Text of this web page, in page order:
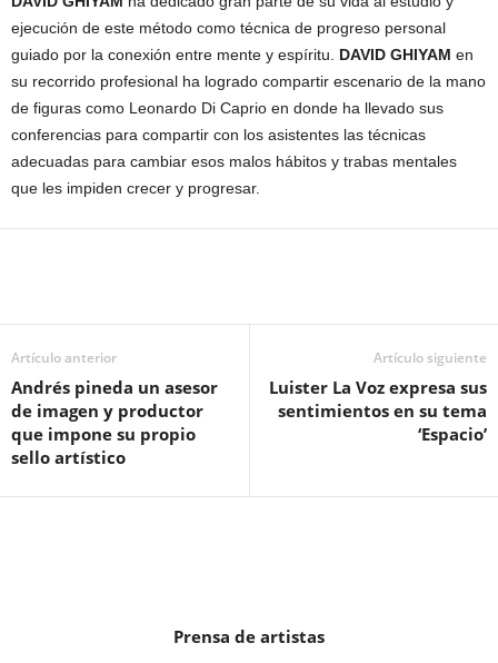
ejecución de este método como técnica de progreso personal
guiado por la conexión entre mente y espíritu. DAVID GHIYAM en
su recorrido profesional ha logrado compartir escenario de la mano
de figuras como Leonardo Di Caprio en donde ha llevado sus
conferencias para compartir con los asistentes las técnicas
adecuadas para cambiar esos malos hábitos y trabas mentales
que les impiden crecer y progresar.
Artículo anterior
Andrés pineda un asesor
de imagen y productor
que impone su propio
sello artístico
Artículo siguiente
Luister La Voz expresa sus
sentimientos en su tema
‘Espacio’
Prensa de artistas